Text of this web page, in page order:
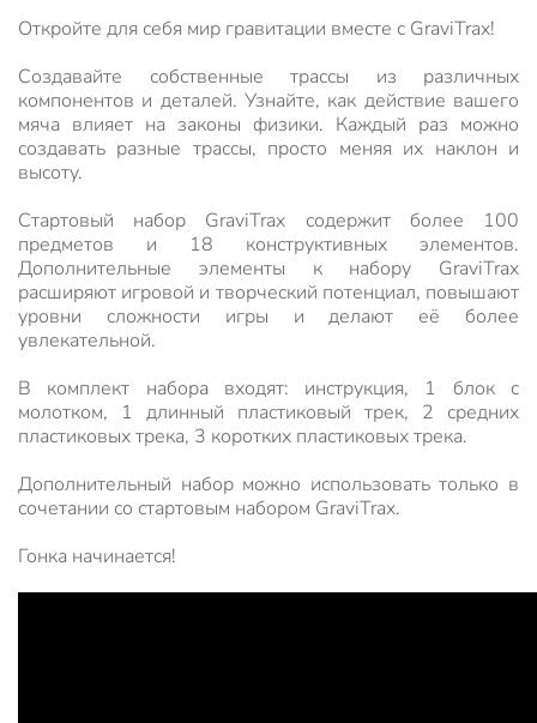
Откройте для себя мир гравитации вместе с GraviTrax!
Создавайте собственные трассы из различных
компонентов и деталей. Узнайте, как действие вашего
мяча влияет на законы физики. Каждый раз можно
создавать разные трассы, просто меняя их наклон и
высоту.
Стартовый набор GraviTrax содержит более 100
предметов и 18 конструктивных элементов.
Дополнительные элементы к набору GraviTrax
расширяют игровой и творческий потенциал, повышают
уровни сложности игры и делают её более
увлекательной.
В комплект набора входят: инструкция, 1 блок с
молотком, 1 длинный пластиковый трек, 2 средних
пластиковых трека, 3 коротких пластиковых трека.
Дополнительный набор можно использовать только в
сочетании со стартовым набором GraviTrax.
Гонка начинается!